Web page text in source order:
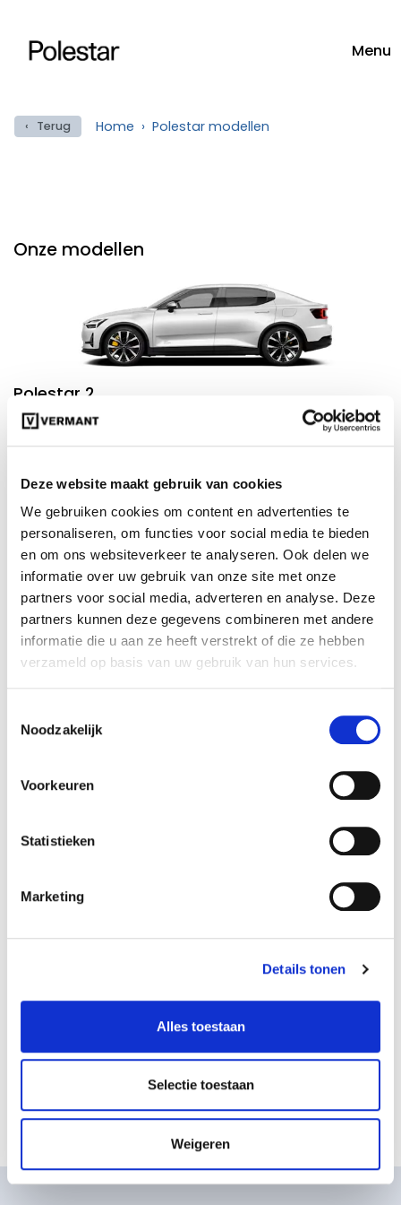
Deze website maakt gebruik van cookies
We gebruiken cookies om content en advertenties te
personaliseren, om functies voor social media te bieden
en om ons websiteverkeer te analyseren. Ook delen we
informatie over uw gebruik van onze site met onze
partners voor social media, adverteren en analyse. Deze
partners kunnen deze gegevens combineren met andere
informatie die u aan ze heeft verstrekt of die ze hebben
verzameld op basis van uw gebruik van hun services.
Noodzakelijk
Voorkeuren
Statistieken
Marketing
Details tonen
Alles toestaan
Selectie toestaan
Weigeren
Menu
‹ Terug Home Polestar modellen
Onze modellen
Polestar 2
De performance fastback voor zorgeloos elektisch
rijden
Polestar 3
Ruim als een SUV, rijdt als een sportwagen
Polestar 5
De pure performance GT